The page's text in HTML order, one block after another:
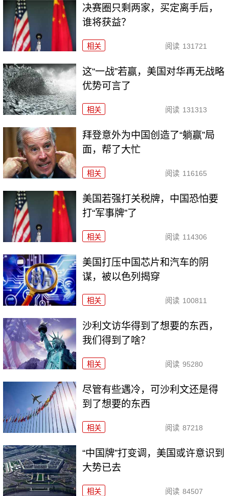
决赛圈只剩两家，买定离手后，
谁将获益？
相关 阅读 131721
这“一战”若赢，美国对华再无战略
优势可言了
相关 阅读 131313
拜登意外为中国创造了“躺赢”局
面，帮了大忙
相关 阅读 116165
美国若强打关税牌，中国恐怕要
打“军事牌”了
相关 阅读 114306
美国打压中国芯片和汽车的阴
谋，被以色列揭穿
相关 阅读 100811
沙利文访华得到了想要的东西，
我们得到了啥？
相关 阅读 95280
尽管有些遇冷，可沙利文还是得
到了想要的东西
相关 阅读 87218
“中国牌”打变调，美国或许意识到
大势已去
相关 阅读 84507